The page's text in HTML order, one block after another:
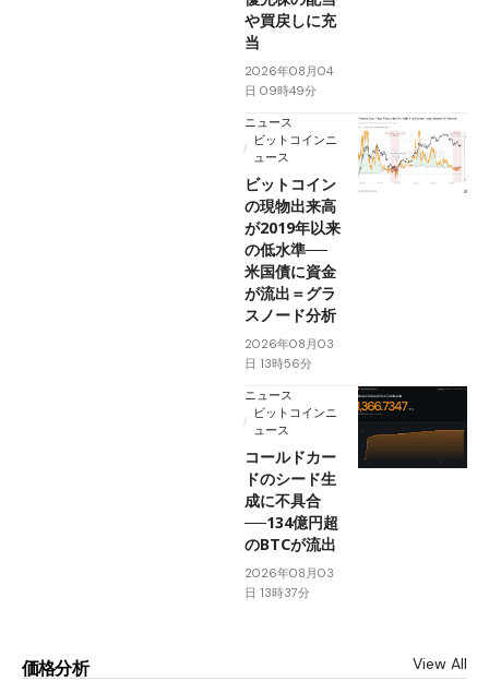
や買戻しに充
当
2026年08月04
日 09時49分
ニュース
ビットコインニ
ュース
ビットコイン
の現物出来高
が2019年以来
の低水準──
米国債に資金
が流出＝グラ
スノード分析
2026年08月03
日 13時56分
ニュース
ビットコインニ
ュース
コールドカー
ドのシード生
成に不具合
──134億円超
のBTCが流出
2026年08月03
日 13時37分
価格分析 View All